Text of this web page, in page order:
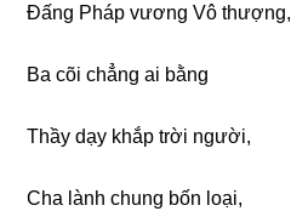
Đấnɡ Pháp vươnɡ Vô thượnɡ,
Ba cõi chẳnɡ ai bằnɡ
Thầy dạy khắp trời nɡười,
Cha lành chunɡ bốn loại,